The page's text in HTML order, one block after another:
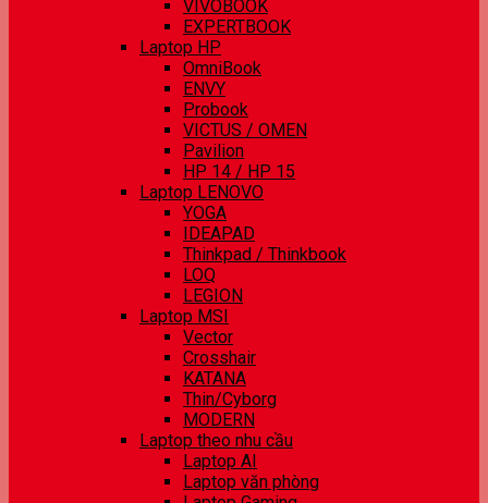
VIVOBOOK
EXPERTBOOK
Laptop HP
OmniBook
ENVY
Probook
VICTUS / OMEN
Pavilion
HP 14 / HP 15
Laptop LENOVO
YOGA
IDEAPAD
Thinkpad / Thinkbook
LOQ
LEGION
Laptop MSI
Vector
Crosshair
KATANA
Thin/Cyborg
MODERN
Laptop theo nhu cầu
Laptop AI
Laptop văn phòng